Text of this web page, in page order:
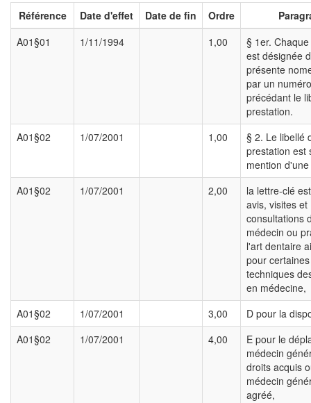
Référence
Date d'effet Date de fin Ordre
A01§01
1/11/1994 1,00
§ 1er.
est désignée
présente
par un
précédant le
prestation.
A01§02
1/07/2001 1,00
§ 2. Le libellé
prestation est
mention
A01§02
1/07/2001 2,00
la lettre-clé
avis, visites et
consultations
médecin ou
l'art dentaire
pour
techniques
en médecine,
A01§02
1/07/2001 3,00
D pour la
A01§02
1/07/2001 4,00
E pour le
médecin
droits acquis
médecin
agréé,